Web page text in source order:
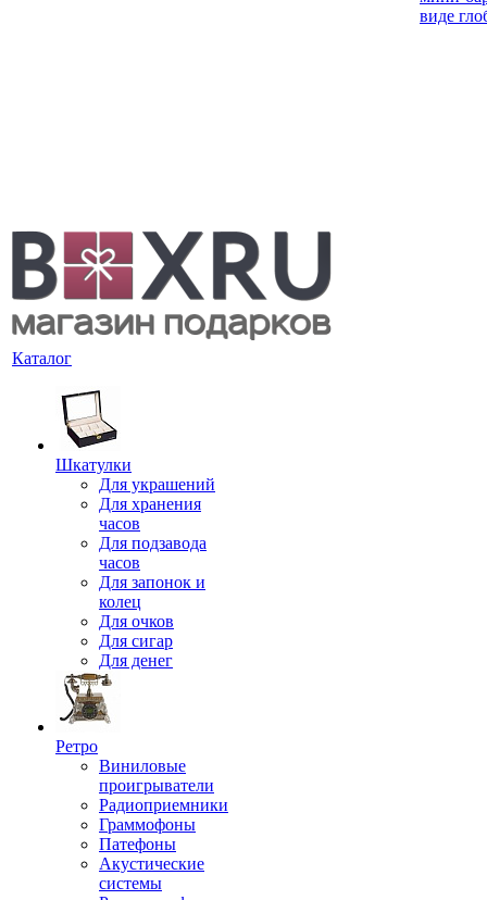
виде
Каталог
Шкатулки
Для украшений
Для хранения
часов
Для подзавода
часов
Для запонок и
колец
Для очков
Для сигар
Для денег
Ретро
Виниловые
проигрыватели
Радиоприемники
Граммофоны
Патефоны
Акустические
системы